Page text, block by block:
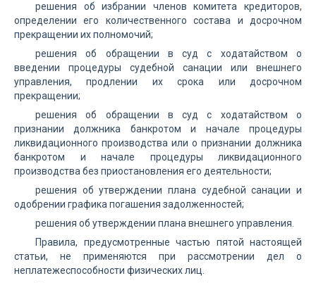
решения об избрании членов комитета кредиторов,
определении его количественного состава и досрочном
прекращении их полномочий;
решения об обращении в суд с ходатайством о
введении процедуры судебной санации или внешнего
управления, продлении их срока или досрочном
прекращении;
решения об обращении в суд с ходатайством о
признании должника банкротом и начале процедуры
ликвидационного производства или о признании должника
банкротом и начале процедуры ликвидационного
производства без приостановления его деятельности;
решения об утверждении плана судебной санации и
одобрении графика погашения задолженностей;
решения об утверждении плана внешнего управления.
Правила, предусмотренные частью пятой настоящей
статьи, не применяются при рассмотрении дел о
неплатежеспособности физических лиц.